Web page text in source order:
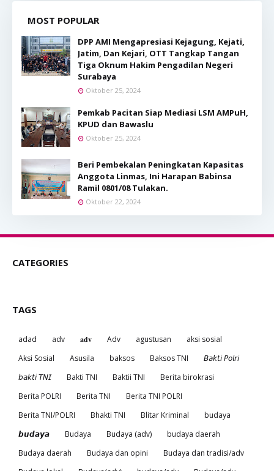
MOST POPULAR
DPP AMI Mengapresiasi Kejagung, Kejati,
Jatim, Dan Kejari, OTT Tangkap Tangan
Tiga Oknum Hakim Pengadilan Negeri
Surabaya
Oktober 25, 2024
Pemkab Pacitan Siap Mediasi LSM AMPuH,
KPUD dan Bawaslu
Oktober 25, 2024
Beri Pembekalan Peningkatan Kapasitas
Anggota Linmas, Ini Harapan Babinsa
Ramil 0801/08 Tulakan.
Oktober 22, 2024
CATEGORIES
TAGS
adad adv 𝐚𝐝𝐯 Adv agustusan
aksi sosial
Aksi Sosial
Asusila baksos Baksos TNI
𝘉𝘢𝘬𝘵𝘪 𝘗𝘰𝘭𝘳𝘪
𝘣𝘢𝘬𝘵𝘪 𝘛𝘕𝘐
Bakti TNI Baktii TNI
Berita birokrasi
Berita POLRI
Berita TNI
Berita TNI POLRI
Berita TNI/POLRI
Bhakti TNI Blitar Kriminal
budaya
𝙗𝙪𝙙𝙖𝙮𝙖
Budaya Budaya (adv)
budaya daerah
Budaya daerah
Budaya dan opini
Budaya dan tradisi/adv